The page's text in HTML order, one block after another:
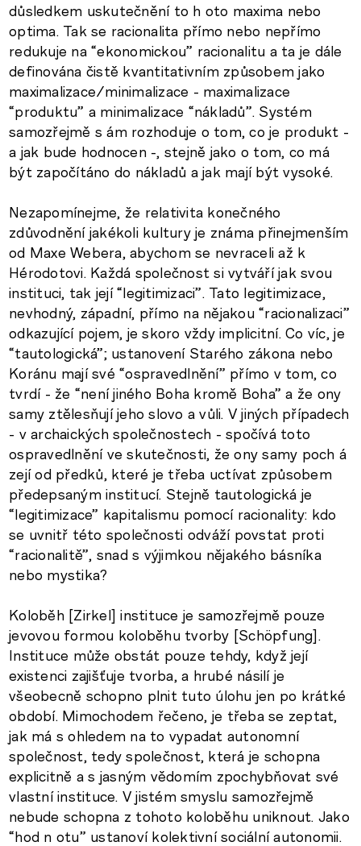
důsledkem uskutečnění to h oto maxima nebo
optima. Tak se racionalita přímo nebo nepřímo
redukuje na “ekonomickou” racionalitu a ta je dále
definována čistě kvantitativním způsobem jako
maximalizace/minimalizace - maximalizace
“produktu” a minimalizace “nákladů”. Systém
samozřejmě s ám rozhoduje o tom, co je produkt -
a jak bude hodnocen -, stejně jako o tom, co má
být započítáno do nákladů a jak mají být vysoké.
Nezapomínejme, že relativita konečného
zdůvodnění jakékoli kultury je známa přinejmenším
od Maxe Webera, abychom se nevraceli až k
Hérodotovi. Každá společnost si vytváří jak svou
instituci, tak její “legitimizaci”. Tato legitimizace,
nevhodný, západní, přímo na nějakou “racionalizaci”
odkazující pojem, je skoro vždy implicitní. Co víc, je
“tautologická”; ustanovení Starého zákona nebo
Koránu mají své “ospravedlnění” přímo v tom, co
tvrdí - že “není jiného Boha kromě Boha” a že ony
samy ztělesňují jeho slovo a vůli. V jiných případech
- v archaických společnostech - spočívá toto
ospravedlnění ve skutečnosti, že ony samy poch á
zejí od předků, které je třeba uctívat způsobem
předepsaným institucí. Stejně tautologická je
“legitimizace” kapitalismu pomocí racionality: kdo
se uvnitř této společnosti odváží povstat proti
“racionalitě”, snad s výjimkou nějakého básníka
nebo mystika?
Koloběh [Zirkel] instituce je samozřejmě pouze
jevovou formou koloběhu tvorby [Schöpfung].
Instituce může obstát pouze tehdy, když její
existenci zajišťuje tvorba, a hrubé násilí je
všeobecně schopno plnit tuto úlohu jen po krátké
období. Mimochodem řečeno, je třeba se zeptat,
jak má s ohledem na to vypadat autonomní
společnost, tedy společnost, která je schopna
explicitně a s jasným vědomím zpochybňovat své
vlastní instituce. V jistém smyslu samozřejmě
nebude schopna z tohoto koloběhu uniknout. Jako
“hod n otu” ustanoví kolektivní sociální autonomii.